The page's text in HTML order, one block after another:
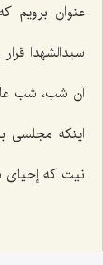
عنوان برویم
سیدالشهدا
آن شب، شب
اینکه مجلسی
نیت که إحیای